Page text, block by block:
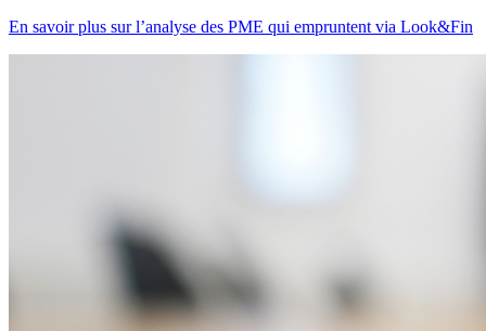
En savoir plus sur l’analyse des PME qui empruntent via Look&Fin